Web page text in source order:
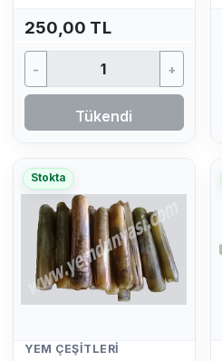
250,00 TL
- +
Tükendi
Stokta
YEM ÇEŞITLERI